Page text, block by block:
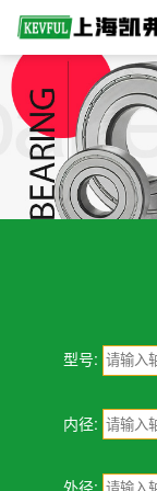
型号:
内径: